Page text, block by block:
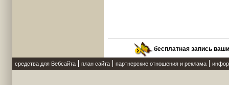
бесплатная запись
средства для Вебсайта план сайта партнерские отношения и реклама